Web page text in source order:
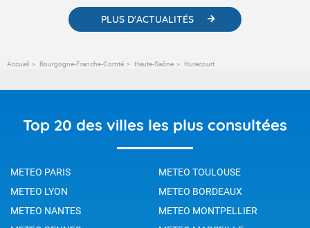
PLUS D'ACTUALITÉS
Accueil Bourgogne-Franche-Comté Haute-Saône Hurecourt
Top 20 des villes les plus consultées
METEO PARIS
METEO TOULOUSE
METEO LYON
METEO BORDEAUX
METEO NANTES
METEO MONTPELLIER